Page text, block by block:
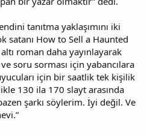
tanıtma yaklaşımını iki
satanı How to Sell a Haunted
roman daha yayınlayarak
soru sorması için yabancılara
için bir saatlik tek kişilik
130 ila 170 slayt arasında
şarkı söylerim. İyi değil. Ve